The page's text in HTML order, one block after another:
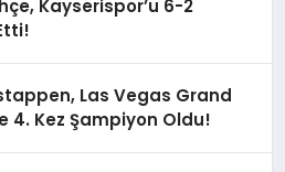
Kayserispor’u 6-2
Las Vegas Grand
4. Kez Şampiyon Oldu!